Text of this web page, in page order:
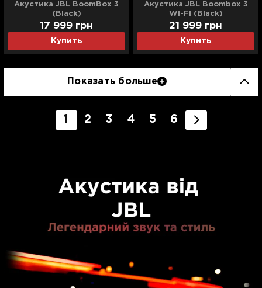
Акустика JBL BoomBox 3
(Black)
Купить
17 999 грн
Акустика JBL Boombox 3
WI-FI (Black)
Купить
21 999 грн
Показать больше
1 2 3 4 5 6